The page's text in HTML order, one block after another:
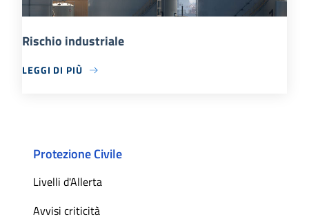
Rischio industriale
LEGGI DI PIÙ
Protezione Civile
Livelli d'Allerta
Avvisi criticità